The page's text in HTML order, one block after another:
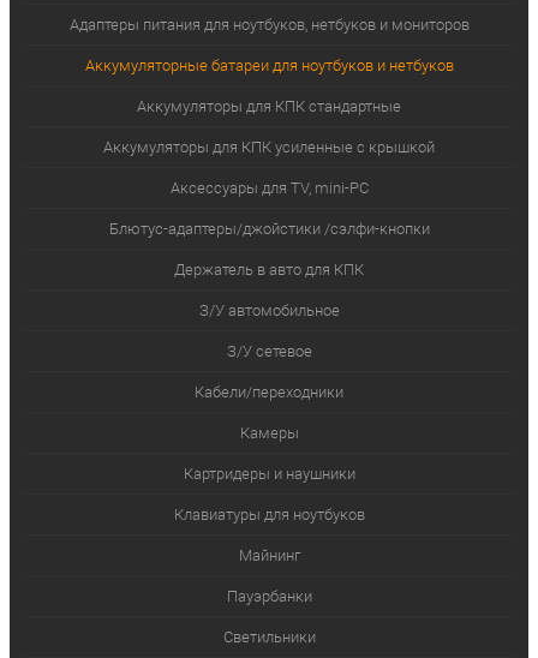
Адаптеры питания для ноутбуков, нетбуков и мониторов
Аккумуляторные батареи для ноутбуков и нетбуков
Аккумуляторы для КПК стандартные
Аккумуляторы для КПК усиленные с крышкой
Аксессуары для TV, mini-PC
Блютус-адаптеры/джойстики /сэлфи-кнопки
Держатель в авто для КПК
З/У автомобильное
З/У сетевое
Кабели/переходники
Камеры
Картридеры и наушники
Клавиатуры для ноутбуков
Майнинг
Пауэрбанки
Светильники